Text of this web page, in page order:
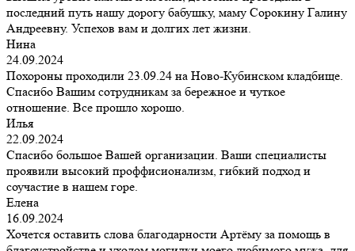
последний путь нашу дорогу бабушку, маму Сорокину Галину
Андреевну. Успехов вам и долгих лет жизни.
Нина
24.09.2024
Похороны проходили 23.09.24 на Ново-Кубинском кладбище.
Спасибо Вашим сотрудникам за бережное и чуткое
отношение. Все прошло хорошо.
Илья
22.09.2024
Спасибо большое Вашей организации. Ваши специалисты
проявили высокий проффисионализм, гибкий подход и
соучастие в нашем горе.
Елена
16.09.2024
Хочется оставить слова благодарности Артёму за помощь в